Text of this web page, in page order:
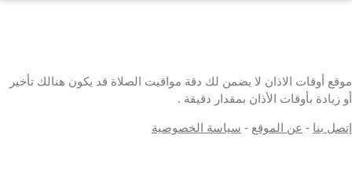
موقع أوقات الاذان لا يضمن لك دقة مواقيت الصلاة قد يكون هنالك تأخير
أو زيادة بأوقات الأذان بمقدار دقيقة .
إتصل بنا - عن الموقع - سياسة الخصوصية